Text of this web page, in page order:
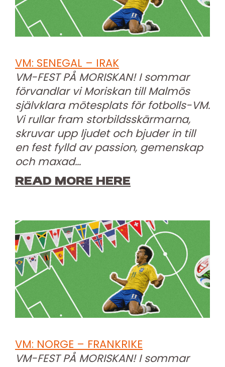
VM: SENEGAL – IRAK
VM-FEST PÅ MORISKAN! I sommar
förvandlar vi Moriskan till Malmös
självklara mötesplats för fotbolls-VM.
Vi rullar fram storbildsskärmarna,
skruvar upp ljudet och bjuder in till
en fest fylld av passion, gemenskap
och maxad…
READ MORE HERE
VM: NORGE – FRANKRIKE
VM-FEST PÅ MORISKAN! I sommar